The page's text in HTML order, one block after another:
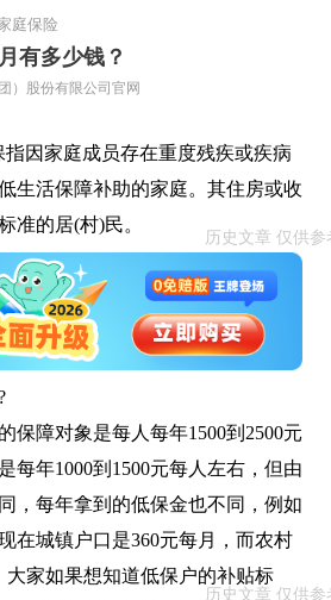
庭保险
有多少钱？
）股份有限公司官网
因家庭成员存在重度残疾或疾病
生活保障补助的家庭。其住房或收
准的居(村)民。
保障对象是每人每年1500到2500元
每年1000到1500元每人左右，但由
，每年拿到的低保金也不同，例如
在城镇户口是360元每月，而农村
大家如果想知道低保户的补贴标